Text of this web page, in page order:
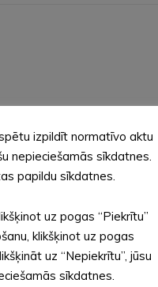
saistošajos
saistošajos
izpildīt normatīvo aktu
nepieciešamās sīkdatnes.
papildu sīkdatnes.
uz pogas “Piekrītu”
klikšķinot uz pogas
uz “Nepiekrītu”, jūsu
sīkdatnes.